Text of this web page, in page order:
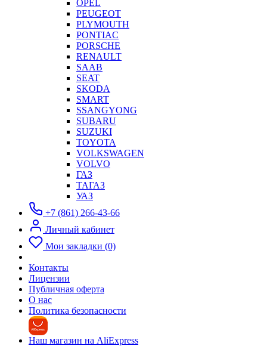
OPEL
PEUGEOT
PLYMOUTH
PONTIAC
PORSCHE
RENAULT
SAAB
SEAT
SKODA
SMART
SSANGYONG
SUBARU
SUZUKI
TOYOTA
VOLKSWAGEN
VOLVO
ГАЗ
ТАГАЗ
УАЗ
+7 (861) 266-43-66
Личный кабинет
Мои закладки (0)
Контакты
Лицензии
Публичная оферта
О нас
Политика безопасности
Наш магазин на AliExpress